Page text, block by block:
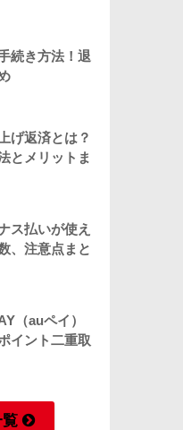
続き方法！退
げ返済とは？
とメリットま
ス払いが使え
、注意点まと
（auペイ）
イント二重取
覧